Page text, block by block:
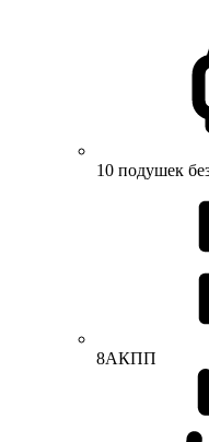
10 подушек
8АКПП